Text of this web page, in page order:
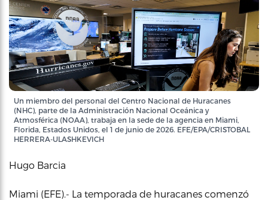
Un miembro del personal del Centro Nacional de Huracanes
(NHC), parte de la Administración Nacional Oceánica y
Atmosférica (NOAA), trabaja en la sede de la agencia en Miami,
Florida, Estados Unidos, el 1 de junio de 2026. EFE/EPA/CRISTOBAL
HERRERA-ULASHKEVICH
Hugo Barcia
Miami (EFE).- La temporada de huracanes comenzó